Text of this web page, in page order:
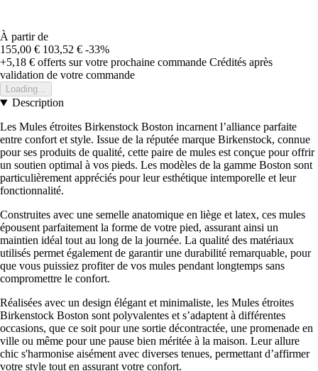
À partir de
155,00 € 103,52 € -33%
+5,18 € offerts sur votre prochaine commande Crédités après
validation de votre commande
Loading...
Description
Les Mules étroites Birkenstock Boston incarnent l’alliance parfaite
entre confort et style. Issue de la réputée marque Birkenstock, connue
pour ses produits de qualité, cette paire de mules est conçue pour offrir
un soutien optimal à vos pieds. Les modèles de la gamme Boston sont
particulièrement appréciés pour leur esthétique intemporelle et leur
fonctionnalité.
Construites avec une semelle anatomique en liège et latex, ces mules
épousent parfaitement la forme de votre pied, assurant ainsi un
maintien idéal tout au long de la journée. La qualité des matériaux
utilisés permet également de garantir une durabilité remarquable, pour
que vous puissiez profiter de vos mules pendant longtemps sans
compromettre le confort.
Réalisées avec un design élégant et minimaliste, les Mules étroites
Birkenstock Boston sont polyvalentes et s’adaptent à différentes
occasions, que ce soit pour une sortie décontractée, une promenade en
ville ou même pour une pause bien méritée à la maison. Leur allure
chic s'harmonise aisément avec diverses tenues, permettant d’affirmer
votre style tout en assurant votre confort.